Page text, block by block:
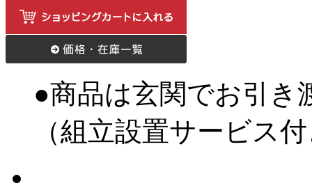
●商品は玄関でお引き
（組立設置サービス